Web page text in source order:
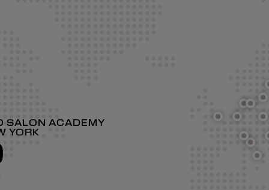
SALON ACADEMY
YORK